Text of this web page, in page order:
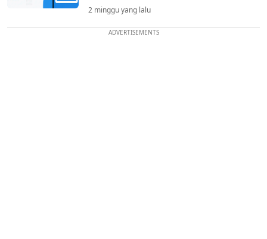
2 minggu yang lalu
ADVERTISEMENTS